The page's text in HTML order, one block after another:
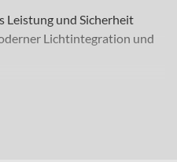
Leistung und Sicherheit
Lichtintegration und